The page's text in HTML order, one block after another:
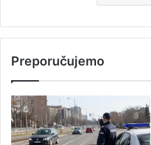
Preporučujemo